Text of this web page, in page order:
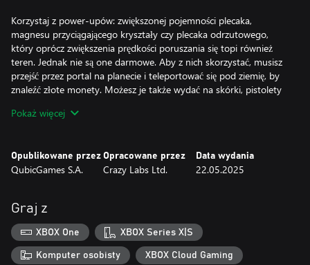
Korzystaj z power‑upów: zwiększonej pojemności plecaka,
magnesu przyciągającego kryształy czy plecaka odrzutowego,
który oprócz zwiększenia prędkości poruszania się topi również
teren. Jednak nie są one darmowe. Aby z nich skorzystać, musisz
przejść przez portal na planecie i teleportować się pod ziemię, by
znaleźć złote monety. Możesz je także wydać na skórki, pistolety
hoverboardzie po nieznanej planecie?
trybie co‑op i podzielcie się obowiązkami! Wybierzcie ulubione
skórki, wskoczcie na hoverboardy i wzbogacicie się, sprzedając
Uważaj: w terenie możesz natknąć się na skamieliny stworzeń,
które kiedyś żyły na planecie. Dzięki supertechnologii możesz je
ożywić; będą za tobą podążać i dawać różne bonusy!
Pokaż więcej
Opublikowane przez
QubicGames S.A.
Opracowane przez
Crazy Labs Ltd.
Data wydania
22.05.2025
Graj z
XBOX One XBOX Series X|S
Komputer osobisty XBOX Cloud Gaming